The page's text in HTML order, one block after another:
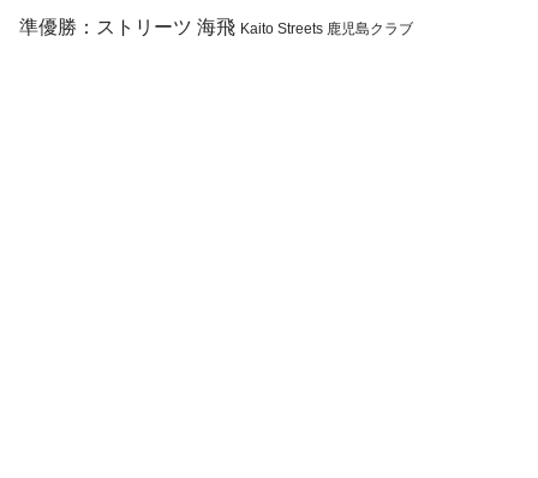
準優勝：ストリーツ 海飛 Kaito Streets 鹿児島クラブ